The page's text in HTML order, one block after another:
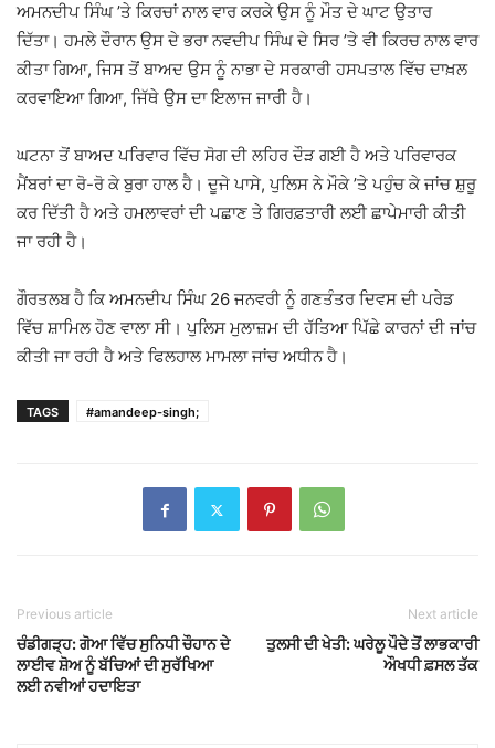
ਅਮਨਦੀਪ ਸਿੰਘ ’ਤੇ ਕਿਰਚਾਂ ਨਾਲ ਵਾਰ ਕਰਕੇ ਉਸ ਨੂੰ ਮੌਤ ਦੇ ਘਾਟ ਉਤਾਰ
ਦਿੱਤਾ। ਹਮਲੇ ਦੌਰਾਨ ਉਸ ਦੇ ਭਰਾ ਨਵਦੀਪ ਸਿੰਘ ਦੇ ਸਿਰ ’ਤੇ ਵੀ ਕਿਰਚ ਨਾਲ ਵਾਰ
ਕੀਤਾ ਗਿਆ, ਜਿਸ ਤੋਂ ਬਾਅਦ ਉਸ ਨੂੰ ਨਾਭਾ ਦੇ ਸਰਕਾਰੀ ਹਸਪਤਾਲ ਵਿੱਚ ਦਾਖ਼ਲ
ਕਰਵਾਇਆ ਗਿਆ, ਜਿੱਥੇ ਉਸ ਦਾ ਇਲਾਜ ਜਾਰੀ ਹੈ।
ਘਟਨਾ ਤੋਂ ਬਾਅਦ ਪਰਿਵਾਰ ਵਿੱਚ ਸੋਗ ਦੀ ਲਹਿਰ ਦੌੜ ਗਈ ਹੈ ਅਤੇ ਪਰਿਵਾਰਕ
ਮੈਂਬਰਾਂ ਦਾ ਰੋ-ਰੋ ਕੇ ਬੁਰਾ ਹਾਲ ਹੈ। ਦੂਜੇ ਪਾਸੇ, ਪੁਲਿਸ ਨੇ ਮੌਕੇ ’ਤੇ ਪਹੁੰਚ ਕੇ ਜਾਂਚ ਸ਼ੁਰੂ
ਕਰ ਦਿੱਤੀ ਹੈ ਅਤੇ ਹਮਲਾਵਰਾਂ ਦੀ ਪਛਾਣ ਤੇ ਗਿਰਫ਼ਤਾਰੀ ਲਈ ਛਾਪੇਮਾਰੀ ਕੀਤੀ
ਜਾ ਰਹੀ ਹੈ।
ਗੌਰਤਲਬ ਹੈ ਕਿ ਅਮਨਦੀਪ ਸਿੰਘ 26 ਜਨਵਰੀ ਨੂੰ ਗਣਤੰਤਰ ਦਿਵਸ ਦੀ ਪਰੇਡ
ਵਿੱਚ ਸ਼ਾਮਿਲ ਹੋਣ ਵਾਲਾ ਸੀ। ਪੁਲਿਸ ਮੁਲਾਜ਼ਮ ਦੀ ਹੱਤਿਆ ਪਿੱਛੇ ਕਾਰਨਾਂ ਦੀ ਜਾਂਚ
ਕੀਤੀ ਜਾ ਰਹੀ ਹੈ ਅਤੇ ਫਿਲਹਾਲ ਮਾਮਲਾ ਜਾਂਚ ਅਧੀਨ ਹੈ।
TAGS #amandeep-singh;
Previous article
ਚੰਡੀਗੜ੍ਹ: ਗੋਆ ਵਿੱਚ ਸੁਨਿਧੀ ਚੌਹਾਨ ਦੇ
ਲਾਈਵ ਸ਼ੋਅ ਨੂੰ ਬੱਚਿਆਂ ਦੀ ਸੁਰੱਖਿਆ
ਲਈ ਨਵੀਆਂ ਹਦਾਇਤਾ
Next article
ਤੁਲਸੀ ਦੀ ਖੇਤੀ: ਘਰੇਲੂ ਪੌਦੇ ਤੋਂ ਲਾਭਕਾਰੀ
ਔਖਧੀ ਫ਼ਸਲ ਤੱਕ